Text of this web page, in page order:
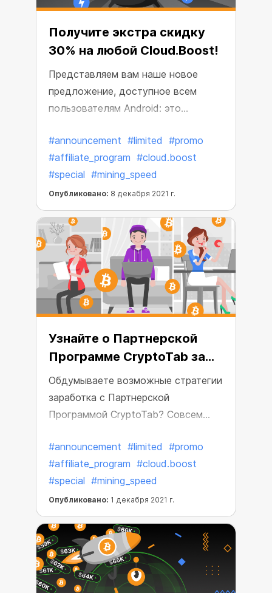
Получите экстра скидку
30% на любой Cloud.Boost!
Представляем вам наше новое
предложение, доступное всем
пользователям Android: это
ускорители для Cloud.Boost! Чтобы
активировать скидку, просто
перейдите по ссылке и получите
любой ускоритель по нашей
специальной цене!
#announcement #limited #promo
#affiliate_program #cloud.boost
#special #mining_speed
Опубликовано: 8 декабря 2021 г.
Узнайте о Партнерской
Программе CryptoTab за
минуту
Обдумываете возможные стратегии
заработка с Партнерской
Программой CryptoTab? Совсем
хотите узнать, как всё устроено? В
любом случае – вы по адресу!
#announcement #limited #promo
#affiliate_program #cloud.boost
#special #mining_speed
Опубликовано: 1 декабря 2021 г.